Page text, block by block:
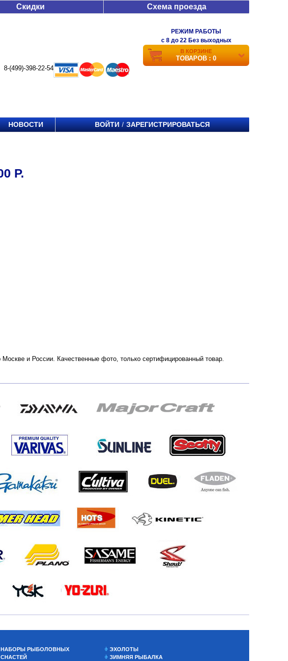
Скидки Схема проезда
8-(499)-398-22-54
РЕЖИМ РАБОТЫ
c 8 до 22 Без выходных
В КОРЗИНЕ
ТОВАРОВ : 0
НОВОСТИ ВОЙТИ / ЗАРЕГИСТРИРОВАТЬСЯ
Р.
и России. Качественные фото, только сертифицированный товар.
НАБОРЫ РЫБОЛОВНЫХ
СНАСТЕЙ
ЭХОЛОТЫ
ЗИМНЯЯ РЫБАЛКА